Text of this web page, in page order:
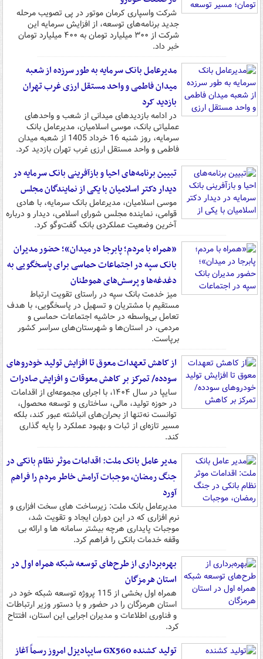
شرکت واسپاری کرمان موتور در پی تصویب مرحله
جدید برنامه‌های توسعه، از افزایش سرمایه این
شرکت از ۳۰۰ میلیارد تومان به ۴۰۰ میلیارد تومان
خبر داد.
مدیرعامل بانک سرمایه به طور سرزده از شعبه
میدان فاطمی و واحد مستقل ارزی غرب تهران
بازدید کرد
در ادامه بازدیدهای میدانی از شعب و واحدهای
عملیاتی بانک، موسی اسلامیان، مدیرعامل بانک
سرمایه، روز شنبه 16 خرداد 1405 از شعبه میدان
فاطمی و واحد مستقل ارزی غرب تهران بازدید کرد.
تبیین برنامه‌های احیا و بازآفرینی بانک سرمایه در
دیدار دکتر اسلامیان با یکی از نمایندگان مجلس
موسی اسلامیان، مدیرعامل بانک سرمایه، با هادی
قوامی، نماینده مجلس شورای اسلامی، دیدار و درباره
آخرین وضعیت عملکردی بانک گفت‌وگو کرد.
«همراه با مردم؛ پابرجا در میدان»؛ حضور مدیران
بانک سپه در اجتماعات حماسی برای پاسخگویی به
دغدغه‌ها و پرسش‌های هموطنان
میز خدمت بانک سپه در راستای تقویت ارتباط
مستقیم با مشتریان و تسهیل در پاسخگویی، با هدف
تعامل بی‌واسطه در حاشیه اجتماعات حماسی و
مردمی، در استان‌ها و شهرستان‌های سراسر کشور
برپاست.
از کاهش تعهدات معوق تا افزایش تولید خودروهای
سودده/ تمرکز بر کاهش معوقات و افزایش صادرات
سایپا در سال ۱۴۰۴، با اجرای مجموعه‌ای از اقدامات
در حوزه تولید، مالی، ساختاری و توسعه محصول،
توانست نه‌تنها از بحران‌های انباشته عبور کند، بلکه
مسیر تازه‌ای از ثبات و بهبود عملکرد را پایه گذاری
کند.
مدیر عامل بانک ملت: اقدامات موثر نظام بانکی در
جنگ رمضان، موجبات آرامش خاطر مردم را فراهم
آورد
مدیرعامل بانک ملت: زیرساخت های سخت افزاری و
نرم افزاری که در این دوران ایجاد و تقویت شد،
موجبات پایداری هرچه بیشتر سامانه ها و ارائه بی
وقفه خدمات بانکی را فراهم کرد.
بهره‌برداری از طرح‌های توسعه شبکه همراه اول در
استان هرمزگان
همراه اول بخشی از 115 پروژه توسعه شبکه خود در
استان هرمزگان را در حضور و با دستور وزیر ارتباطات
و فناوری اطلاعات و مدیران اجرایی این استان، افتتاح
کرد.
تولید کشنده GX560 سایپادیزل امروز رسماً آغاز